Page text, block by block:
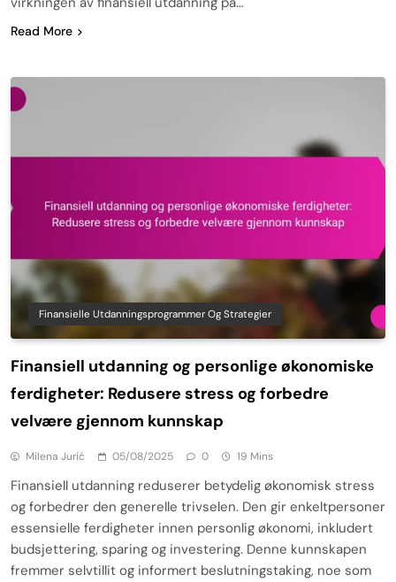
Read More
Finansielle Utdanningsprogrammer Og Strategier
Finansiell utdanning og personlige økonomiske
ferdigheter: Redusere stress og forbedre
velvære gjennom kunnskap
Milena Jurić 05/08/2025 0 19 Mins
Finansiell utdanning reduserer betydelig økonomisk stress
og forbedrer den generelle trivselen. Den gir enkeltpersoner
essensielle ferdigheter innen personlig økonomi, inkludert
budsjettering, sparing og investering. Denne kunnskapen
fremmer selvtillit og informert beslutningstaking, noe som